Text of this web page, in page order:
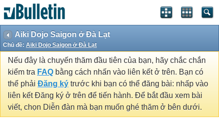
Aiki Dojo Saigon ở Đà Lạt
Chủ đề: Aiki Dojo Saigon ở Đà Lạt
Nếu đây là chuyến thăm đầu tiên của bạn, hãy chắc chắn
kiểm tra FAQ bằng cách nhấn vào liên kết ở trên. Bạn có
thể phải Đăng ký trước khi bạn có thể đăng bài: nhấp vào
liên kết Đăng ký ở trên để tiến hành. Để bắt đầu xem bài
viết, chọn Diễn đàn mà bạn muốn ghé thăm ở bên dưới.